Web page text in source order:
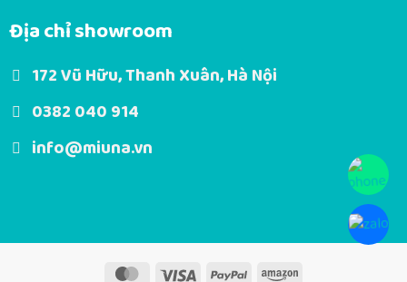
Địa chỉ showroom
172 Vũ Hữu, Thanh Xuân, Hà Nội
0382 040 914
info@miuna.vn